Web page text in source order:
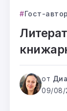
Гост-
от
09/08/